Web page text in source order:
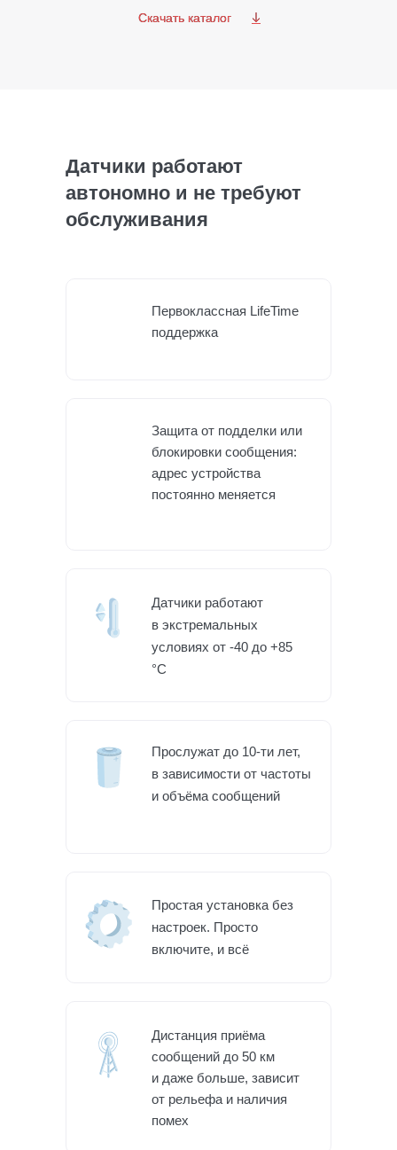
Скачать каталог
Скачать каталог
Первоклассная LifeTime
поддержка
Защита от подделки или
блокировки сообщения:
адрес устройства
постоянно меняется
Датчики работают
в экстремальных
условиях от -40 до +85
°С
Прослужат до 10-ти лет,
в зависимости от частоты
и объёма сообщений
Простая установка без
настроек. Просто
включите, и всё
Дистанция приёма
сообщений до 50 км
и даже больше, зависит
от рельефа и наличия
помех
Датчики работают
автономно и не требуют
обслуживания